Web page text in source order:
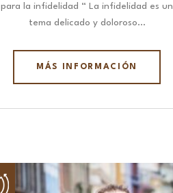
para la infidelidad “ La infidelidad es un
tema delicado y doloroso…
MÁS INFORMACIÓN